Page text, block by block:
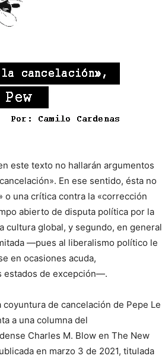
este texto no hallarán argumentos
En ese sentido, ésta no
o una crítica contra la «corrección
abierto de disputa política por la
global, y segundo, en general
—pues al liberalismo político le
en ocasiones acuda,
estados de excepción—.
coyuntura de cancelación de Pepe Le
a una columna del
Charles M. Blow en The New
en marzo 3 de 2021, titulada